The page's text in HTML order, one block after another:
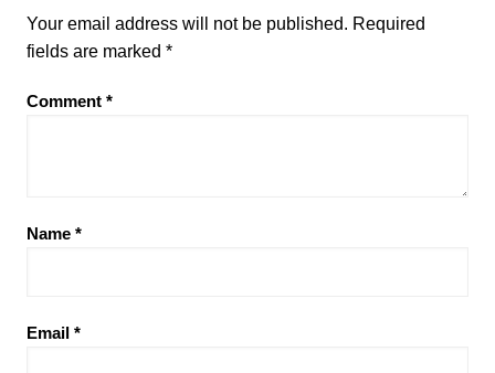
Your email address will not be published. Required
fields are marked *
Comment *
Name *
Email *